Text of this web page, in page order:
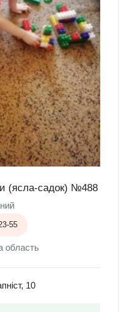
(ясла-садок) №488
55
область
10